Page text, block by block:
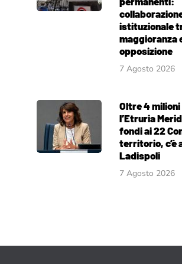
istituzionale
maggioranza
opposizione
7 Agosto 2026
Oltre 4
l’Etruria
fondi ai 22
territorio, c’è
Ladispoli
7 Agosto 2026